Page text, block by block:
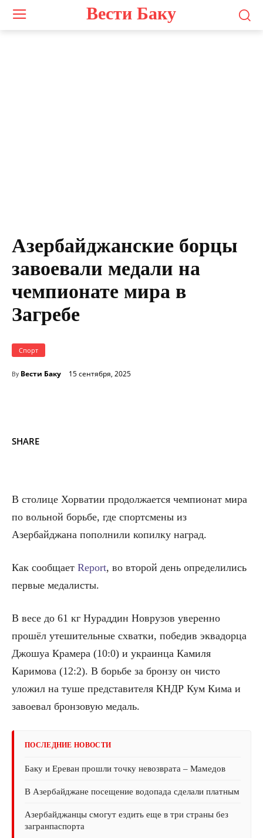
Вести Баку
Азербайджанские борцы
завоевали медали на
чемпионате мира в
Загребе
Спорт
By Вести Баку 15 сентября, 2025
SHARE
В столице Хорватии продолжается чемпионат мира
по вольной борьбе, где спортсмены из
Азербайджана пополнили копилку наград.
Как сообщает Report, во второй день определились
первые медалисты.
В весе до 61 кг Нураддин Новрузов уверенно
прошёл утешительные схватки, победив эквадорца
Джошуа Крамера (10:0) и украинца Камиля
Каримова (12:2). В борьбе за бронзу он чисто
уложил на туше представителя КНДР Кум Кима и
завоевал бронзовую медаль.
ПОСЛЕДНИЕ НОВОСТИ
Баку и Ереван прошли точку невозврата – Мамедов
В Азербайджане посещение водопада сделали платным
Азербайджанцы смогут ездить еще в три страны без
загранпаспорта